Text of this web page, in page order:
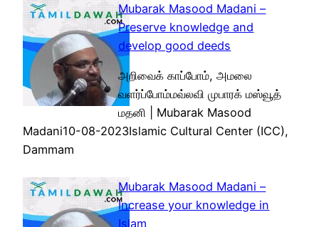
Mubarak Masood Madani –
Preserve knowledge and
develop good deeds
அறிவைக் காப்போம், அமலை
வளர்ப்போம்மவ்லவி முபாரக் மஸ்வூத்
மதனி | Mubarak Masood
Madani10-08-2023Islamic Cultural Center (ICC),
Dammam
Mubarak Masood Madani –
Increase your knowledge in
Islam